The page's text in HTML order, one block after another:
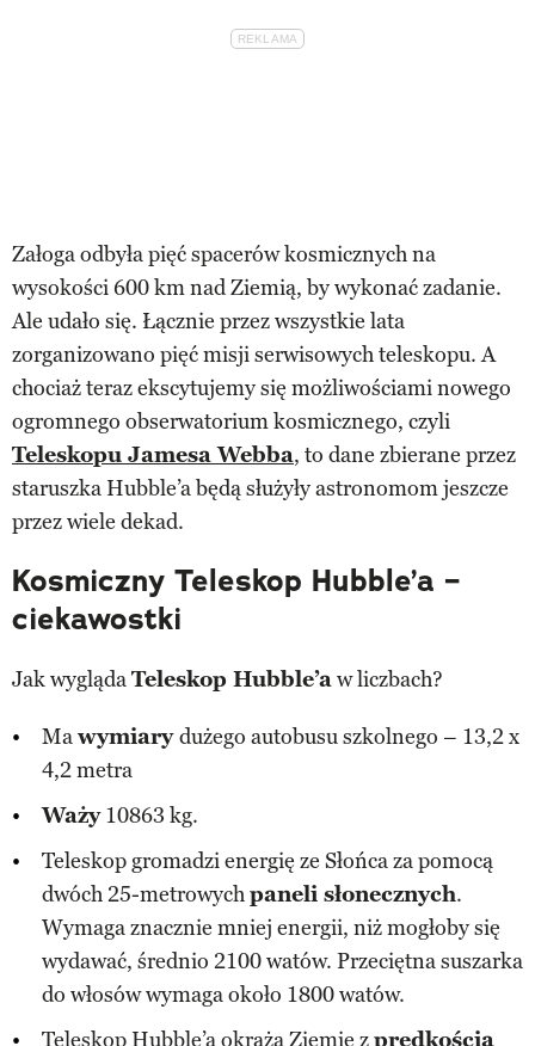
Załoga odbyła pięć spacerów kosmicznych na
wysokości 600 km nad Ziemią, by wykonać zadanie.
Ale udało się. Łącznie przez wszystkie lata
zorganizowano pięć misji serwisowych teleskopu. A
chociaż teraz ekscytujemy się możliwościami nowego
ogromnego obserwatorium kosmicznego, czyli
Teleskopu Jamesa Webba, to dane zbierane przez
staruszka Hubble’a będą służyły astronomom jeszcze
przez wiele dekad.
Kosmiczny Teleskop Hubble’a –
ciekawostki
Jak wyglądaTeleskop Hubble’aw liczbach?
Mawymiarydużego autobusu szkolnego – 13,2 x
4,2 metra
Waży10863 kg.
Teleskop gromadzi energię ze Słońca za pomocą
dwóch 25-metrowychpaneli słonecznych.
Wymaga znacznie mniej energii, niż mogłoby się
wydawać, średnio 2100 watów. Przeciętna suszarka
do włosów wymaga około 1800 watów.
Teleskop Hubble’a okrąża Ziemię zprędkością